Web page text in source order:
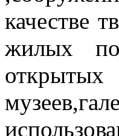
качестве
жилых